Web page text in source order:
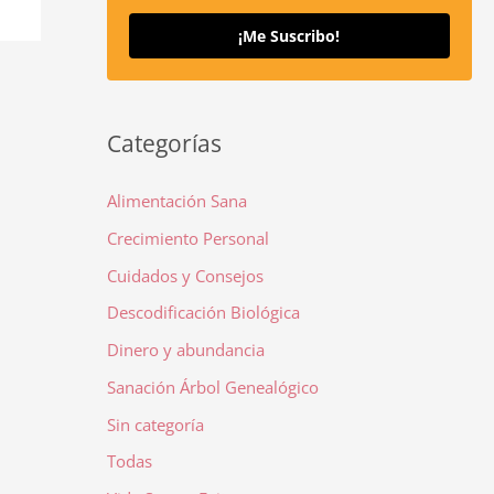
¡Me Suscribo!
Categorías
Alimentación Sana
Crecimiento Personal
Cuidados y Consejos
Descodificación Biológica
Dinero y abundancia
Sanación Árbol Genealógico
Sin categoría
Todas